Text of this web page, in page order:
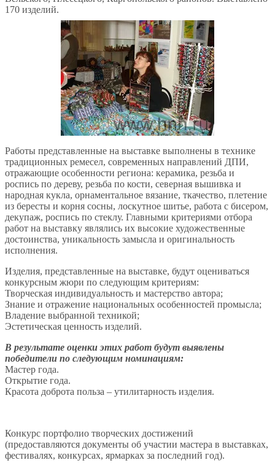
170 изделий.
Работы представленные на выставке выполнены в технике
традиционных ремесел, современных направлений ДПИ,
отражающие особенности региона: керамика, резьба и
роспись по дереву, резьба по кости, северная вышивка и
народная кукла, орнаментальное вязание, ткачество, плетение
из бересты и корня сосны, лоскутное шитье, работа с бисером,
декупаж, роспись по стеклу. Главными критериями отбора
работ на выставку являлись их высокие художественные
достоинства, уникальность замысла и оригинальность
исполнения.
Изделия, представленные на выставке, будут оцениваться
конкурсным жюри по следующим критериям:
Творческая индивидуальность и мастерство автора;
Знание и отражение национальных особенностей промысла;
Владение выбранной техникой;
Эстетическая ценность изделий.
В результате оценки этих работ будут выявлены
победители по следующим номинациям:
Мастер года.
Открытие года.
Красота доброта польза – утилитарность изделия.
Конкурс портфолио творческих достижений
(предоставляются документы об участии мастера в выставках,
фестивалях, конкурсах, ярмарках за последний год).